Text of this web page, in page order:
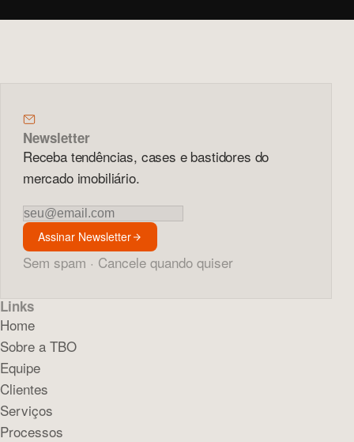
Newsletter
Receba tendências, cases e bastidores do
mercado imobiliário.
Newsletter
Assinar Newsletter
Sem spam · Cancele quando quiser
Links
Home
Sobre a TBO
Equipe
Clientes
Serviços
Processos